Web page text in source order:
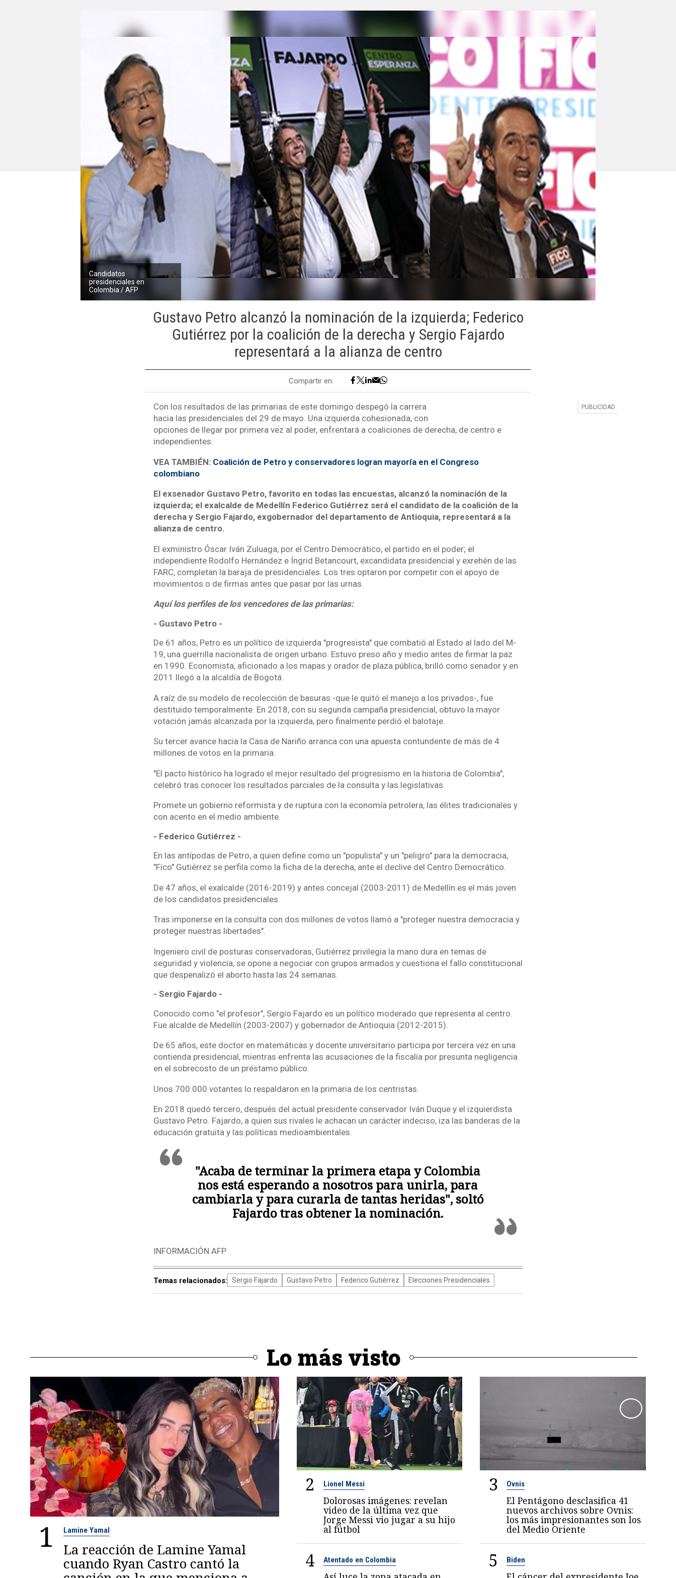
Candidatos
presidenciales en
Colombia / AFP
Gustavo Petro alcanzó la nominación de la izquierda; Federico
Gutiérrez por la coalición de la derecha y Sergio Fajardo
representará a la alianza de centro
Compartir en:
Con los resultados de las primarias de este domingo despegó la carrera
hacia las presidenciales del 29 de mayo. Una izquierda cohesionada, con
opciones de llegar por primera vez al poder, enfrentará a coaliciones de derecha, de centro e
independientes.
VEA TAMBIÉN: Coalición de Petro y conservadores logran mayoría en el Congreso
colombiano
El exsenador Gustavo Petro, favorito en todas las encuestas, alcanzó la nominación de la
izquierda; el exalcalde de Medellín Federico Gutiérrez será el candidato de la coalición de la
derecha y Sergio Fajardo, exgobernador del departamento de Antioquia, representará a la
alianza de centro.
El exministro Óscar Iván Zuluaga, por el Centro Democrático, el partido en el poder; el
independiente Rodolfo Hernández e Íngrid Betancourt, excandidata presidencial y exrehén de las
FARC, completan la baraja de presidenciales. Los tres optaron por competir con el apoyo de
movimientos o de firmas antes que pasar por las urnas.
Aquí los perfiles de los vencedores de las primarias:
- Gustavo Petro -
De 61 años, Petro es un político de izquierda "progresista" que combatió al Estado al lado del M-
19, una guerrilla nacionalista de origen urbano. Estuvo preso año y medio antes de firmar la paz
en 1990. Economista, aficionado a los mapas y orador de plaza pública, brilló como senador y en
2011 llegó a la alcaldía de Bogotá.
A raíz de su modelo de recolección de basuras -que le quitó el manejo a los privados-, fue
destituido temporalmente. En 2018, con su segunda campaña presidencial, obtuvo la mayor
votación jamás alcanzada por la izquierda, pero finalmente perdió el balotaje.
Su tercer avance hacia la Casa de Nariño arranca con una apuesta contundente de más de 4
millones de votos en la primaria.
"El pacto histórico ha logrado el mejor resultado del progresismo en la historia de Colombia",
celebró tras conocer los resultados parciales de la consulta y las legislativas.
Promete un gobierno reformista y de ruptura con la economía petrolera, las élites tradicionales y
con acento en el medio ambiente.
- Federico Gutiérrez -
En las antípodas de Petro, a quien define como un "populista" y un "peligro" para la democracia,
"Fico" Gutiérrez se perfila como la ficha de la derecha, ante el declive del Centro Democrático.
De 47 años, el exalcalde (2016-2019) y antes concejal (2003-2011) de Medellín es el más joven
de los candidatos presidenciales.
Tras imponerse en la consulta con dos millones de votos llamó a "proteger nuestra democracia y
proteger nuestras libertades".
Ingeniero civil de posturas conservadoras, Gutiérrez privilegia la mano dura en temas de
seguridad y violencia, se opone a negociar con grupos armados y cuestiona el fallo constitucional
que despenalizó el aborto hasta las 24 semanas.
- Sergio Fajardo -
Conocido como "el profesor", Sergio Fajardo es un político moderado que representa al centro.
Fue alcalde de Medellín (2003-2007) y gobernador de Antioquia (2012-2015).
De 65 años, este doctor en matemáticas y docente universitario participa por tercera vez en una
contienda presidencial, mientras enfrenta las acusaciones de la fiscalía por presunta negligencia
en el sobrecosto de un préstamo público.
Unos 700.000 votantes lo respaldaron en la primaria de los centristas.
En 2018 quedó tercero, después del actual presidente conservador Iván Duque y el izquierdista
Gustavo Petro. Fajardo, a quien sus rivales le achacan un carácter indeciso, iza las banderas de la
educación gratuita y las políticas medioambientales.
"Acaba de terminar la primera etapa y Colombia
nos está esperando a nosotros para unirla, para
cambiarla y para curarla de tantas heridas", soltó
Fajardo tras obtener la nominación.
INFORMACIÓN AFP
Temas relacionados: Sergio Fajardo Gustavo Petro Federico Gutiérrez Elecciones Presidenciales
Lo más visto
1 Lamine Yamal
La reacción de Lamine Yamal
cuando Ryan Castro cantó la
2 Lionel Messi
Dolorosas imágenes: revelan
video de la última vez que
Jorge Messi vio jugar a su hijo
al fútbol
3 Ovnis
El Pentágono desclasifica 41
nuevos archivos sobre Ovnis:
los más impresionantes son los
del Medio Oriente
4 Atentado en Colombia 5 Biden